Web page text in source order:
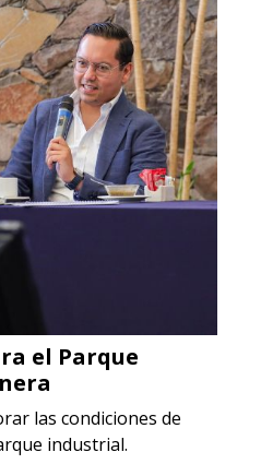
el Parque
las condiciones de
industrial.